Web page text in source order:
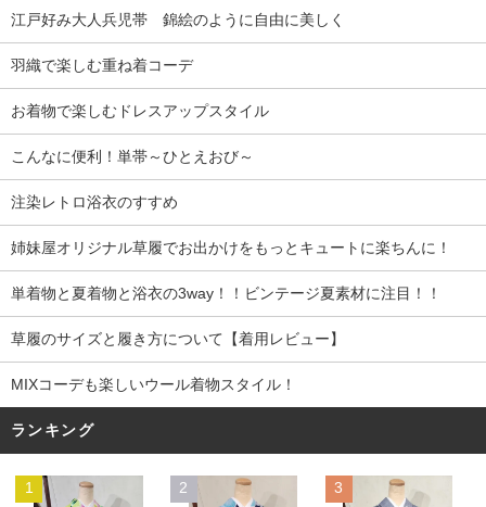
江戸好み大人兵児帯 錦絵のように自由に美しく
羽織で楽しむ重ね着コーデ
お着物で楽しむドレスアップスタイル
こんなに便利！単帯～ひとえおび～
注染レトロ浴衣のすすめ
姉妹屋オリジナル草履でお出かけをもっとキュートに楽ちんに！
単着物と夏着物と浴衣の3way！！ビンテージ夏素材に注目！！
草履のサイズと履き方について【着用レビュー】
MIXコーデも楽しいウール着物スタイル！
ランキング
1 2 3